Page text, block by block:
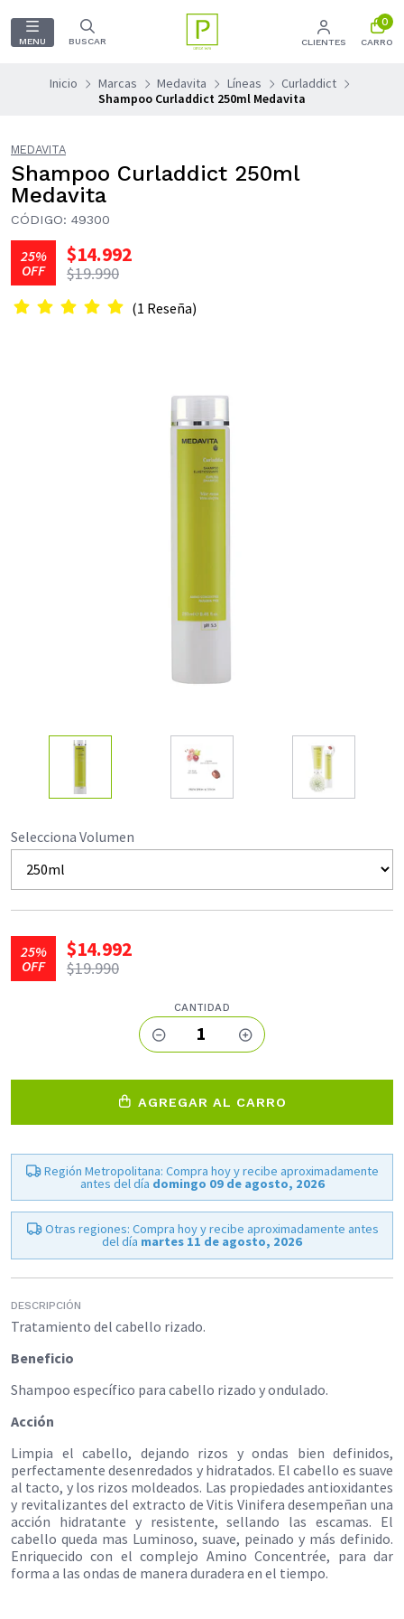
MENU BUSCAR CLIENTES
0
CARRO
Inicio Marcas Medavita Líneas
Curladdict
Shampoo Curladdict 250ml Medavita
MEDAVITA
Shampoo Curladdict 250ml
Medavita
CÓDIGO: 49300
25%
OFF
$14.992
$19.990
(1 Reseña)
Selecciona Volumen
25%
OFF
$14.992
$19.990
CANTIDAD
1
AGREGAR AL CARRO
Región Metropolitana: Compra hoy y recibe aproximadamente
antes del día domingo 09 de agosto, 2026
Otras regiones: Compra hoy y recibe aproximadamente antes
del día martes 11 de agosto, 2026
DESCRIPCIÓN
Tratamiento del cabello rizado.
Beneficio
Shampoo específico para cabello rizado y ondulado.
Acción
Limpia el cabello, dejando rizos y ondas bien definidos,
perfectamente desenredados y hidratados. El cabello es suave
al tacto, y los rizos moldeados. Las propiedades antioxidantes
y revitalizantes del extracto de Vitis Vinifera desempeñan una
acción hidratante y resistente, sellando las escamas. El
cabello queda mas Luminoso, suave, peinado y más definido.
Enriquecido con el complejo Amino Concentrée, para dar
forma a las ondas de manera duradera en el tiempo.